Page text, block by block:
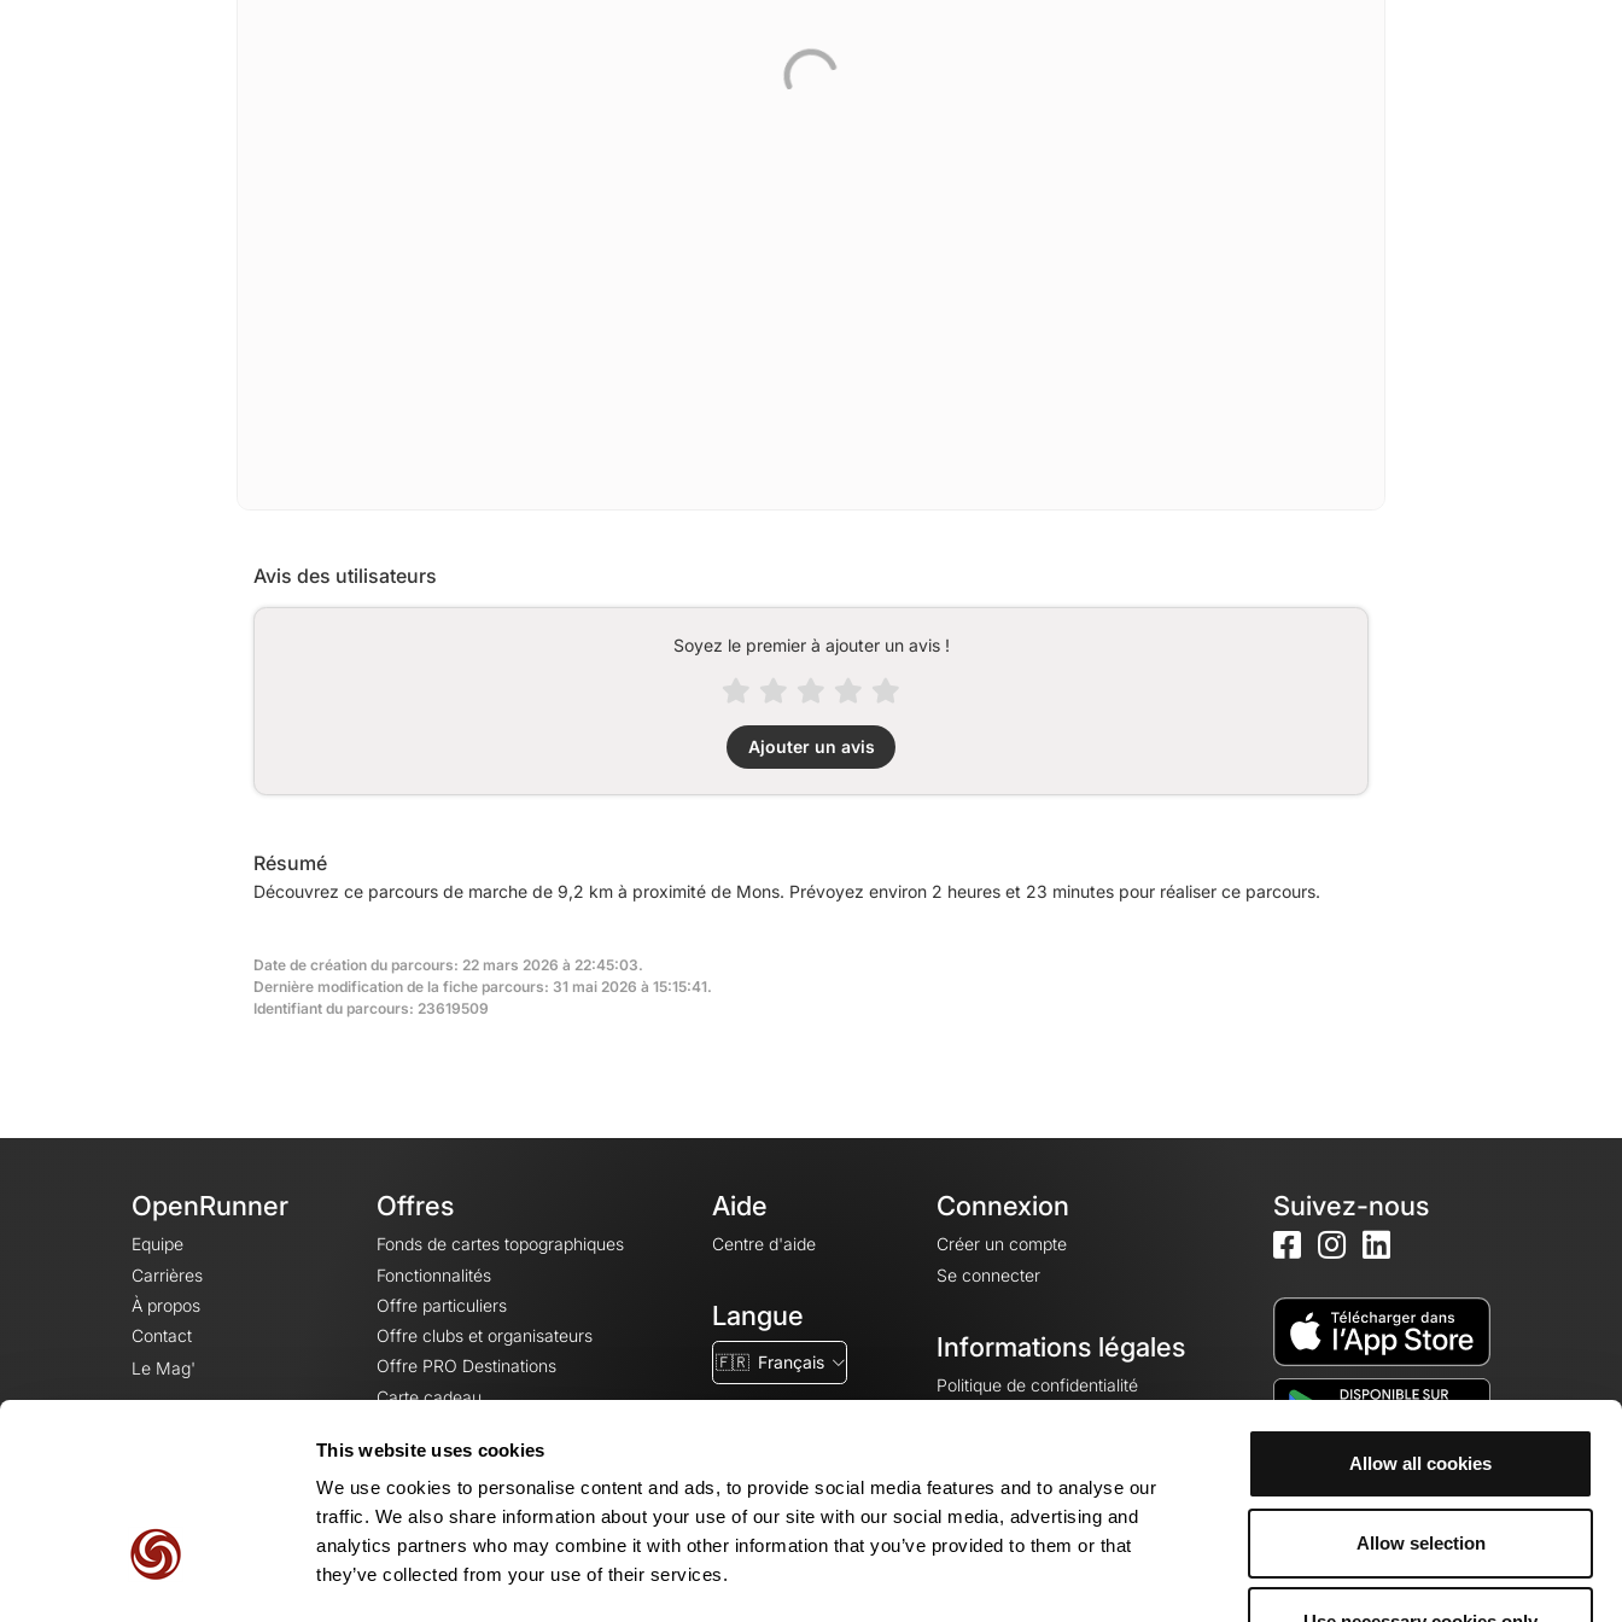
This website uses cookies
We use cookies to personalise content and ads, to provide social media features and to analyse our
traffic. We also share information about your use of our site with our social media, advertising and
analytics partners who may combine it with other information that you’ve provided to them or that
they’ve collected from your use of their services.
Allow all cookies
Allow selection
Avis des utilisateurs
Soyez le premier à ajouter un avis !
Ajouter un avis
Résumé
Découvrez ce parcours de marche de 9,2 km à proximité de Mons. Prévoyez environ 2 heures et 23 minutes pour réaliser ce parcours.
Date de création du parcours: 22 mars 2026 à 22:45:03.
Dernière modification de la fiche parcours: 31 mai 2026 à 15:15:41.
Identifiant du parcours: 23619509
OpenRunner
Equipe
Carrières
À propos
Contact
Le Mag'
Offres
Fonds de cartes topographiques
Fonctionnalités
Offre particuliers
Offre clubs et organisateurs
Offre PRO Destinations
Carte cadeau
Aide
Centre d'aide
Langue
🇫🇷 Français
Connexion
Créer un compte
Se connecter
Informations légales
Politique de confidentialité
Mentions légales
Paramètres des cookies
Suivez-nous